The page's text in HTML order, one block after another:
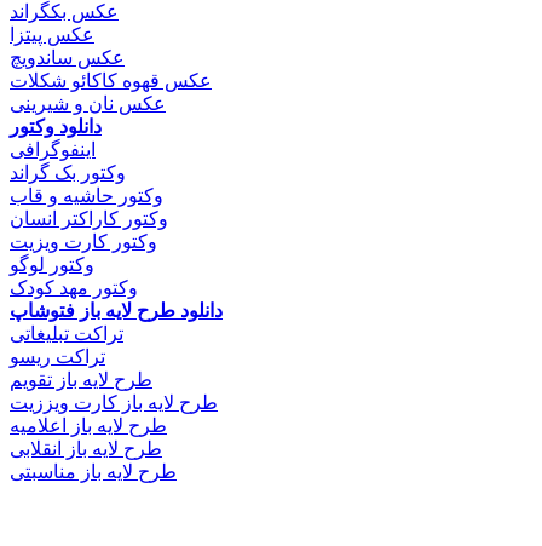
عکس بکگراند
عکس پیتزا
عکس ساندویچ
عکس قهوه کاکائو شکلات
عکس نان و شیرینی
دانلود وکتور
اینفوگرافی
وکتور بک گراند
وکتور حاشیه و قاب
وکتور کاراکتر انسان
وکتور کارت ویزیت
وکتور لوگو
وکتور مهد کودک
دانلود طرح لایه باز فتوشاپ
تراکت تبلیغاتی
تراکت ریسو
طرح لایه باز تقویم
طرح لایه باز کارت ویززیت
طرح لایه باز اعلامیه
طرح لایه باز انقلابی
طرح لایه باز مناسبتی